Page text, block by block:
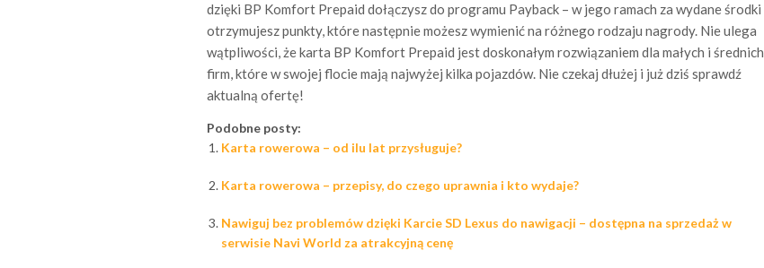
dzięki BP Komfort Prepaid dołączysz do programu Payback – w jego ramach za wydane środki
otrzymujesz punkty, które następnie możesz wymienić na różnego rodzaju nagrody. Nie ulega
wątpliwości, że karta BP Komfort Prepaid jest doskonałym rozwiązaniem dla małych i średnich
firm, które w swojej flocie mają najwyżej kilka pojazdów. Nie czekaj dłużej i już dziś sprawdź
aktualną ofertę!
Podobne posty:
Karta rowerowa – od ilu lat przysługuje?
Karta rowerowa – przepisy, do czego uprawnia i kto wydaje?
Nawiguj bez problemów dzięki Karcie SD Lexus do nawigacji – dostępna na sprzedaż w
serwisie Navi World za atrakcyjną cenę